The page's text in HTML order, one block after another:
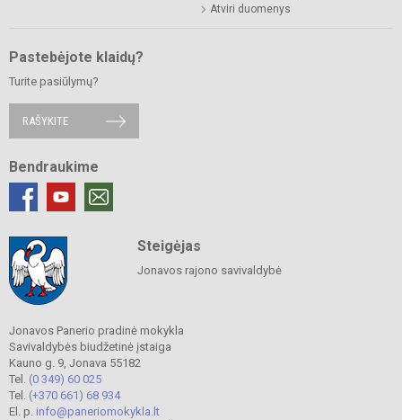
Atviri duomenys
Pastebėjote klaidų?
Turite pasiūlymų?
RAŠYKITE
Bendraukime
Steigėjas
Jonavos rajono savivaldybė
Jonavos Panerio pradinė mokykla
Savivaldybės biudžetinė įstaiga
Kauno g. 9, Jonava 55182
Tel. (0 349) 60 025
Tel. (+370 661) 68 934
El. p. info@paneriomokykla.lt